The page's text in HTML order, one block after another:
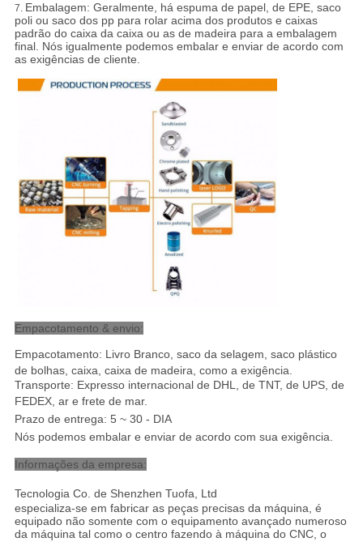
7. Embalagem: Geralmente, há espuma de papel, de EPE, saco
poli ou saco dos pp para rolar acima dos produtos e caixas
padrão do caixa da caixa ou as de madeira para a embalagem
final. Nós igualmente podemos embalar e enviar de acordo com
as exigências de cliente.
Empacotamento & envio:
Empacotamento: Livro Branco, saco da selagem, saco plástico
de bolhas, caixa, caixa de madeira, como a exigência.
Transporte: Expresso internacional de DHL, de TNT, de UPS, de
FEDEX, ar e frete de mar.
Prazo de entrega: 5 ~ 30 - DIA
Nós podemos embalar e enviar de acordo com sua exigência.
Informações da empresa:
Tecnologia Co. de Shenzhen Tuofa, Ltd
especializa-se em fabricar as peças precisas da máquina, é
equipado não somente com o equipamento avançado numeroso
da máquina tal como o centro fazendo à máquina do CNC, o